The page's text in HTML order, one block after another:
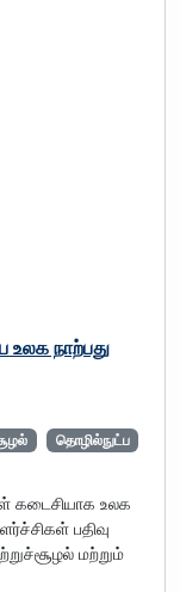
நாற்பது
தொழில்நுட்ப
கடைசியாக உலக
பதிவு
மற்றும்